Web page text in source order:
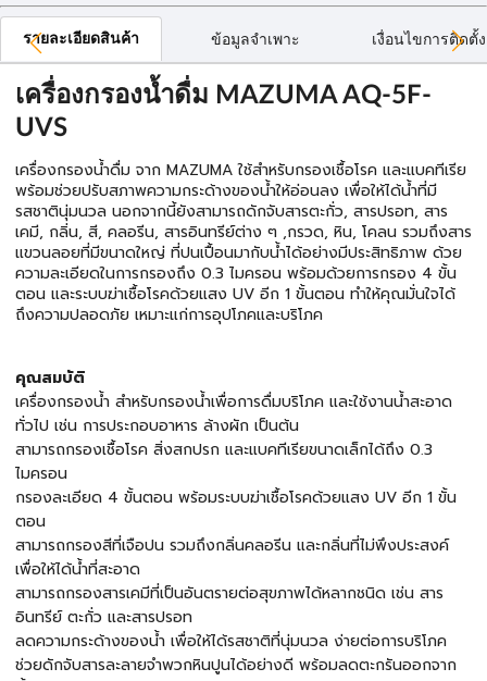
รายละเอียดสินค้า ข้อมูลจำเพาะ เงื่อนไขการติดตั้ง
เครื่องกรองน้ำดื่ม MAZUMA AQ-5F-
UVS
เครื่องกรองน้ำดื่ม จาก MAZUMA ใช้สำหรับกรองเชื้อโรค และแบคทีเรีย
พร้อมช่วยปรับสภาพความกระด้างของน้ำให้อ่อนลง เพื่อให้ได้น้ำที่มี
รสชาตินุ่มนวล นอกจากนี้ยังสามารถดักจับสารตะกั่ว, สารปรอท, สาร
เคมี, กลิ่น, สี, คลอรีน, สารอินทรีย์ต่าง ๆ ,กรวด, หิน, โคลน รวมถึงสาร
แขวนลอยที่มีขนาดใหญ่ ที่ปนเปื้อนมากับน้ำได้อย่างมีประสิทธิภาพ ด้วย
ความละเอียดในการกรองถึง 0.3 ไมครอน พร้อมด้วยการกรอง 4 ขั้น
ตอน และระบบฆ่าเชื้อโรคด้วยแสง UV อีก 1 ขั้นตอน ทำให้คุณมั่นใจได้
ถึงความปลอดภัย เหมาะแก่การอุปโภคและบริโภค
คุณสมบัติ
เครื่องกรองน้ำ สำหรับกรองน้ำเพื่อการดื่มบริโภค และใช้งานน้ำสะอาด
ทั่วไป เช่น การประกอบอาหาร ล้างผัก เป็นต้น
สามารถกรองเชื้อโรค สิ่งสกปรก และแบคทีเรียขนาดเล็กได้ถึง 0.3
ไมครอน
กรองละเอียด 4 ขั้นตอน พร้อมระบบฆ่าเชื้อโรคด้วยแสง UV อีก 1 ขั้น
ตอน
สามารถกรองสีที่เจือปน รวมถึงกลิ่นคลอรีน และกลิ่นที่ไม่พึงประสงค์
เพื่อให้ได้น้ำที่สะอาด
สามารถกรองสารเคมีที่เป็นอันตรายต่อสุขภาพได้หลากชนิด เช่น สาร
อินทรีย์ ตะกั่ว และสารปรอท
ลดความกระด้างของน้ำ เพื่อให้ได้รสชาติที่นุ่มนวล ง่ายต่อการบริโภค
ช่วยดักจับสารละลายจำพวกหินปูนได้อย่างดี พร้อมลดตะกรันออกจาก